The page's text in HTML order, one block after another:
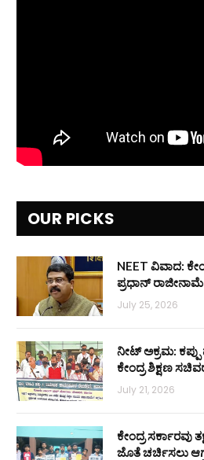
OUR PICKS
NEET ವಿವಾದ:
ಪ್ರಧಾನ್ ರಾಜೀನಾಮೆ
July 25, 2026
ನೀಟ್ ಅಕ್ರಮ:
ಕೇಂದ್ರ ಶಿಕ್ಷಣ
July 21, 2026
ಕೇಂದ್ರ
ಜೊತೆ ಚರ್ಚಿಸಲು